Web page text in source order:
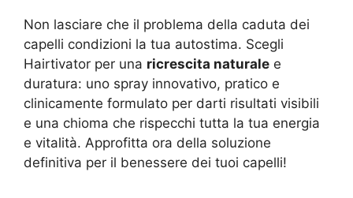
Non lasciare che il problema della caduta dei
capelli condizioni la tua autostima. Scegli
Hairtivator per una ricrescita naturale e
duratura: uno spray innovativo, pratico e
clinicamente formulato per darti risultati visibili
e una chioma che rispecchi tutta la tua energia
e vitalità. Approfitta ora della soluzione
definitiva per il benessere dei tuoi capelli!